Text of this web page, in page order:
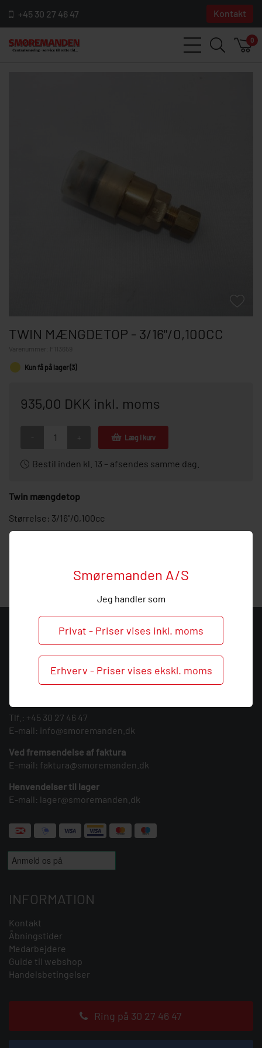
Smøremanden A/S
Jeg handler som
Privat - Priser vises inkl. moms
Erhverv - Priser vises ekskl. moms
+45 30 27 46 47 Kontakt
0
TWIN MÆNGDETOP - 3/16"/0,100CC
F113659
Kun få på lager (3)
935,00 DKK inkl. moms
Læg i kurv
Bestil inden kl. 13 – afsendes samme dag.
Twin mængdetop
Størrelse: 3/16"/0,100cc
KONTAKT
Smøremanden A/S
CVR: 39683717
Søndergården 3
Tlf.: +45 30 27 46 47
E-mail: info@smoremanden.dk
Ved fremsendelse af faktura
E-mail: faktura@smoremanden.dk
Henvendelser til lager
E-mail: lager@smoremanden.dk
INFORMATION
Kontakt
Åbningstider
Medarbejdere
Guide til webshop
Handelsbetingelser
Ring på 30 27 46 47